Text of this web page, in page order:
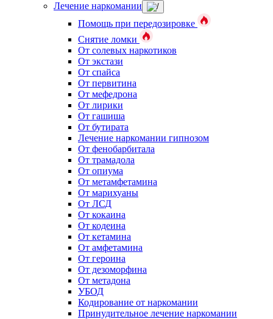
Лечение наркомании
Помощь при передозировке
Снятие ломки
От солевых наркотиков
От экстази
От спайса
От первитина
От мефедрона
От лирики
От гашиша
От бутирата
Лечение наркомании гипнозом
От фенобарбитала
От трамадола
От опиума
От метамфетамина
От марихуаны
От ЛСД
От кокаина
От кодеина
От кетамина
От амфетамина
От героина
От дезоморфина
От метадона
УБОД
Кодирование от наркомании
Принудительное лечение наркомании